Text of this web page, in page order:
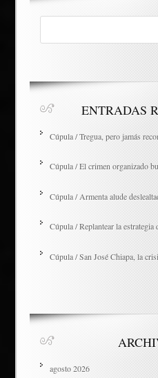
ENTRADAS
Cúpula / Tregua, pero jamás
Cúpula / El crimen organizado
Cúpula / Armenta alude
Cúpula / Replantear la estrategia
Cúpula / San José Chiapa, la
agosto 2026